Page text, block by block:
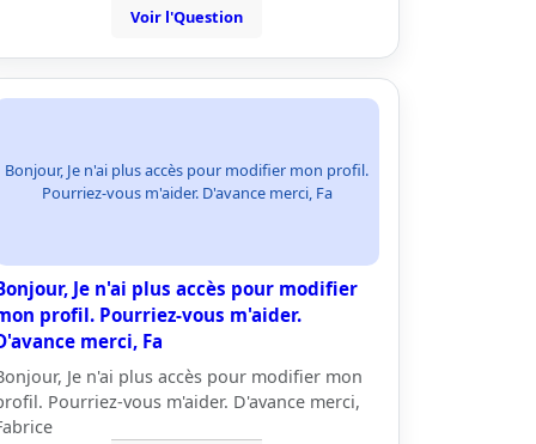
Voir l'Question
Bonjour, Je n'ai plus accès pour modifier mon profil.
Pourriez-vous m'aider. D'avance merci, Fa
Je n'ai plus accès pour modifier
profil. Pourriez-vous m'aider.
merci, Fa
Je n'ai plus accès pour modifier mon
Pourriez-vous m'aider. D'avance merci,